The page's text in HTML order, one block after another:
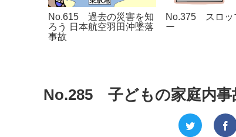
No.615 過去の災害を知
ろう 日本航空羽田沖墜落
事故
No.375 スロッ
ー
No.285 子どもの家庭内事